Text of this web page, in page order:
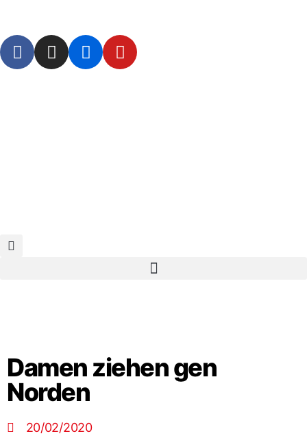
Damen ziehen gen
Norden
20/02/2020